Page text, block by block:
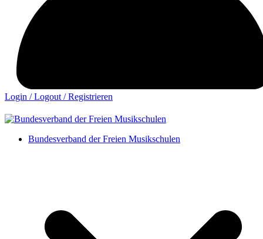
Login / Logout / Registrieren
Bundesverband der Freien Musikschulen